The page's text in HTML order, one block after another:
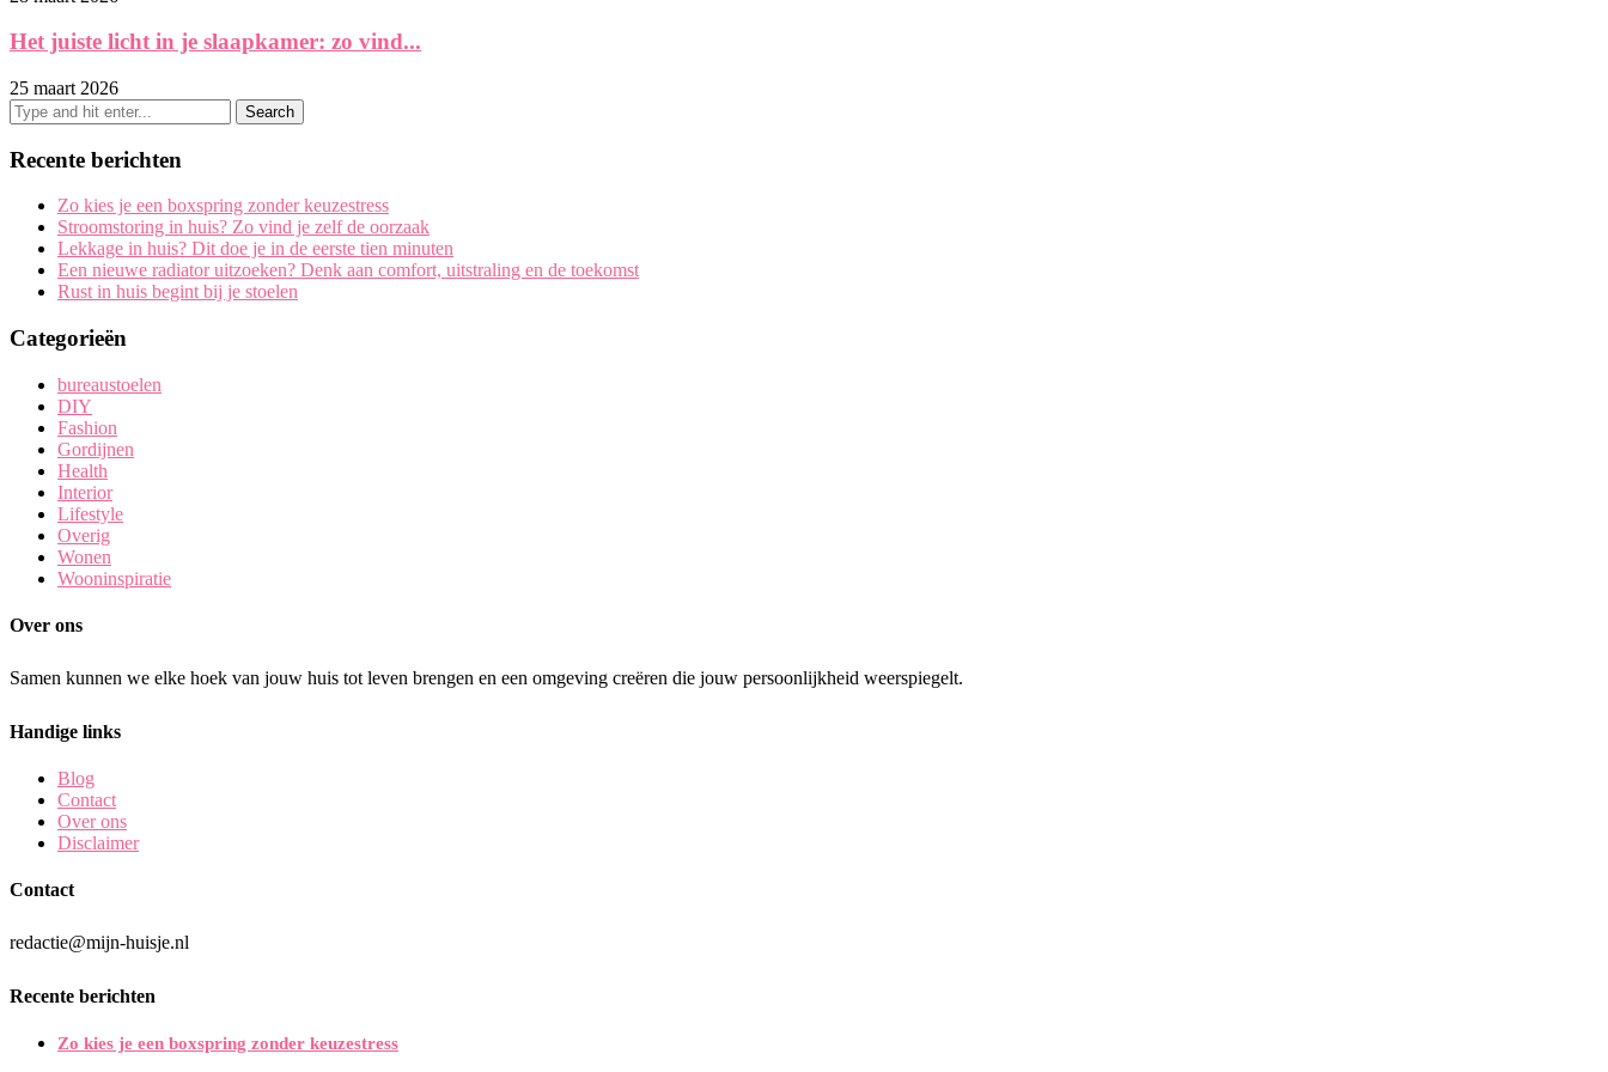
Het juiste licht in je slaapkamer: zo vind...
25 maart 2026
Recente berichten
Zo kies je een boxspring zonder keuzestress
Stroomstoring in huis? Zo vind je zelf de oorzaak
Lekkage in huis? Dit doe je in de eerste tien minuten
Een nieuwe radiator uitzoeken? Denk aan comfort, uitstraling en de toekomst
Rust in huis begint bij je stoelen
Categorieën
bureaustoelen
DIY
Fashion
Gordijnen
Health
Interior
Lifestyle
Overig
Wonen
Wooninspiratie
Over ons
Samen kunnen we elke hoek van jouw huis tot leven brengen en een omgeving creëren die jouw persoonlijkheid weerspiegelt.
Handige links
Blog
Contact
Over ons
Disclaimer
Contact
redactie@mijn-huisje.nl
Recente berichten
Zo kies je een boxspring zonder keuzestress